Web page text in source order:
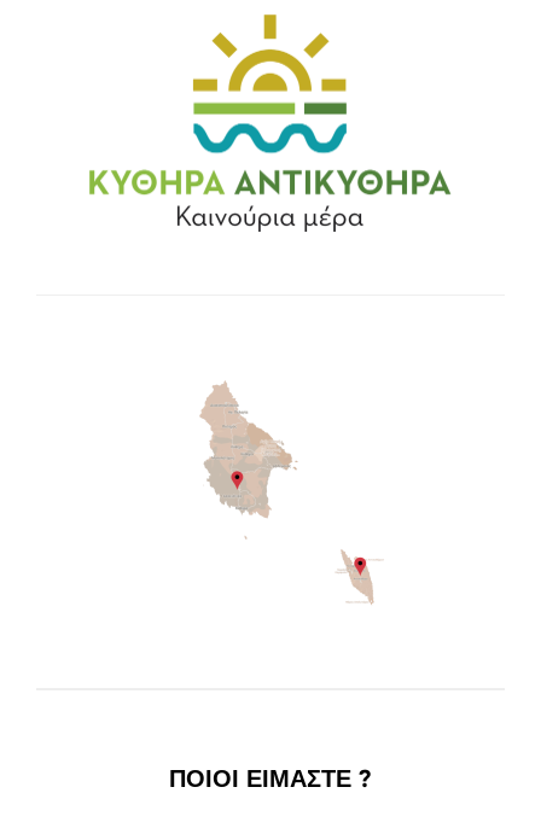
ΠΟΙΟΙ ΕΙΜΑΣΤΕ ?